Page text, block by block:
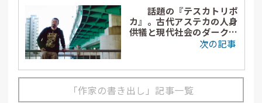
話題の『テスカトリポ
カ』。古代アステカの人身
供犠と現代社会のダークサ
イドが浮彫にした人間の本
質とは？
次の記事
「作家の書き出し」記事一覧